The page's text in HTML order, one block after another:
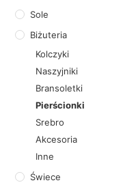
Sole
Biżuteria
Kolczyki
Naszyjniki
Bransoletki
Pierścionki
Srebro
Akcesoria
Inne
Świece